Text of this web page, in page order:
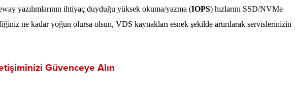
yazılımlarının ihtiyaç duyduğu yüksek okuma/yazma (IOPS) hızlarını SSD/NVMe
ne kadar yoğun olursa olsun, VDS kaynakları esnek şekilde artırılarak servislerinizin
Güvenceye Alın